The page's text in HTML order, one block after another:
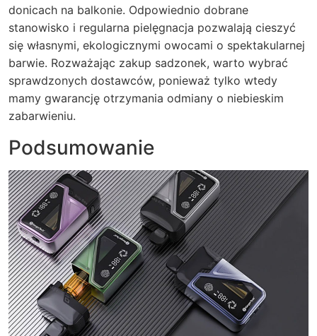
donicach na balkonie. Odpowiednio dobrane
stanowisko i regularna pielęgnacja pozwalają cieszyć
się własnymi, ekologicznymi owocami o spektakularnej
barwie. Rozważając zakup sadzonek, warto wybrać
sprawdzonych dostawców, ponieważ tylko wtedy
mamy gwarancję otrzymania odmiany o niebieskim
zabarwieniu.
Podsumowanie